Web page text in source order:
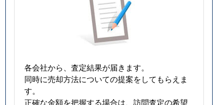
各会社から、査定結果が届きます。
同時に売却方法についての提案をしてもらえま
す。
正確な金額を把握する場合は、訪問査定の希望